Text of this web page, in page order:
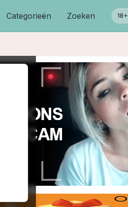
Categorieën Zoeken 18+